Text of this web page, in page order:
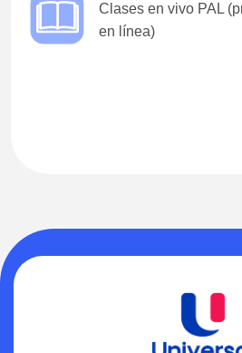
Clases en vivo PAL
en línea)